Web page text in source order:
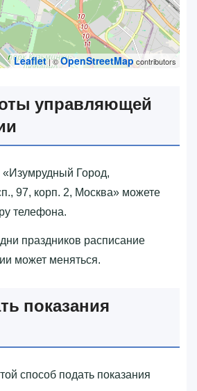
Leaflet| ©OpenStreetMapcontributors
управляющей
Город,
97, корп. 2, Москва»‎ можете
телефона.
праздников расписание
может меняться.
показания
способ подать показания